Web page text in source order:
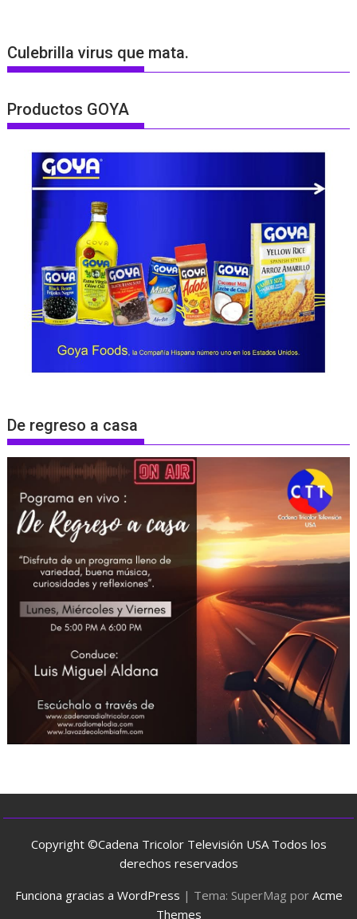
Culebrilla virus que mata.
Productos GOYA
De regreso a casa
Copyright ©Cadena Tricolor Televisión USA Todos los
derechos reservados
Funciona gracias a WordPress | Tema: SuperMag por Acme
Themes